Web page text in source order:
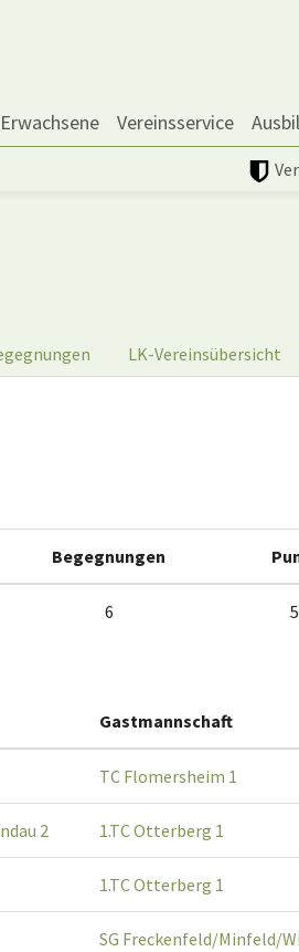
Erwachsene Vereinsservice
LK-Vereinsübersicht
Begegnungen
6
Gastmannschaft
TC Flomersheim 1
2 1.TC Otterberg 1
1.TC Otterberg 1
SG Freckenfeld/Minfeld/